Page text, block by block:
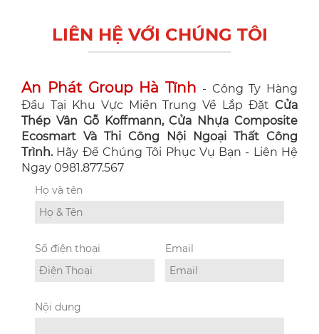
LIÊN HỆ VỚI CHÚNG TÔI
An Phát Group Hà Tĩnh - Công Ty Hàng
Đầu Tại Khu Vực Miền Trung Về Lắp Đặt Cửa
Thép Vân Gỗ Koffmann, Cửa Nhựa Composite
Ecosmart Và Thi Công Nội Ngoại Thất Công
Trình. Hãy Để Chúng Tôi Phục Vụ Bạn - Liên Hệ
Ngay 0981.877.567
Họ và tên
Số điện thoại Email
Nội dung